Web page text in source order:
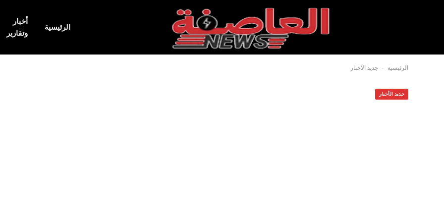
الرئيسية
أخبار
وتقارير
الرئيسية - جديد الأخبار
جديد الأخبار